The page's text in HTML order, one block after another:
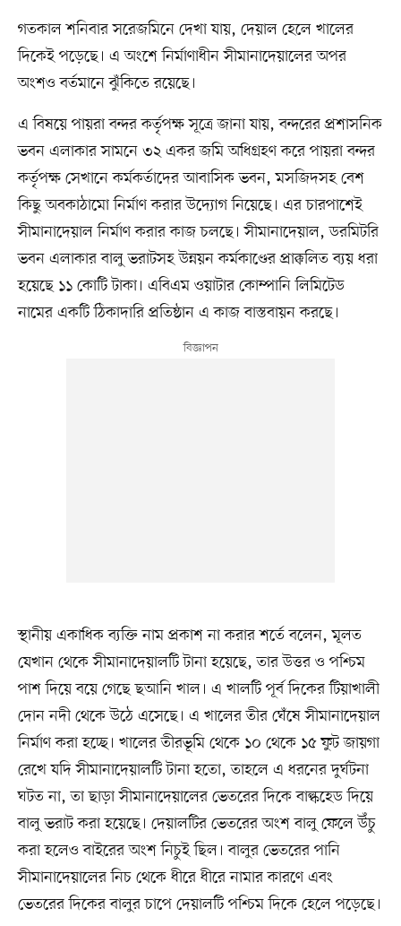
গতকাল শনিবার সরেজমিনে দেখা যায়, দেয়াল হেলে খালের
দিকেই পড়েছে। এ অংশে নির্মাণাধীন সীমানাদেয়ালের অপর
অংশও বর্তমানে ঝুঁকিতে রয়েছে।
এ বিষয়ে পায়রা বন্দর কর্তৃপক্ষ সূত্রে জানা যায়, বন্দরের প্রশাসনিক
ভবন এলাকার সামনে ৩২ একর জমি অধিগ্রহণ করে পায়রা বন্দর
কর্তৃপক্ষ সেখানে কর্মকর্তাদের আবাসিক ভবন, মসজিদসহ বেশ
কিছু অবকাঠামো নির্মাণ করার উদ্যোগ নিয়েছে। এর চারপাশেই
সীমানাদেয়াল নির্মাণ করার কাজ চলছে। সীমানাদেয়াল, ডরমিটরি
ভবন এলাকার বালু ভরাটসহ উন্নয়ন কর্মকাণ্ডের প্রাক্কলিত ব্যয় ধরা
হয়েছে ১১ কোটি টাকা। এবিএম ওয়াটার কোম্পানি লিমিটেড
নামের একটি ঠিকাদারি প্রতিষ্ঠান এ কাজ বাস্তবায়ন করছে।
স্থানীয় একাধিক ব্যক্তি নাম প্রকাশ না করার শর্তে বলেন, মূলত
যেখান থেকে সীমানাদেয়ালটি টানা হয়েছে, তার উত্তর ও পশ্চিম
পাশ দিয়ে বয়ে গেছে ছআনি খাল। এ খালটি পূর্ব দিকের টিয়াখালী
দোন নদী থেকে উঠে এসেছে। এ খালের তীর ঘেঁষে সীমানাদেয়াল
নির্মাণ করা হচ্ছে। খালের তীরভূমি থেকে ১০ থেকে ১৫ ফুট জায়গা
রেখে যদি সীমানাদেয়ালটি টানা হতো, তাহলে এ ধরনের দুর্ঘটনা
ঘটত না, তা ছাড়া সীমানাদেয়ালের ভেতরের দিকে বাল্কহেড দিয়ে
বালু ভরাট করা হয়েছে। দেয়ালটির ভেতরের অংশ বালু ফেলে উঁচু
করা হলেও বাইরের অংশ নিচুই ছিল। বালুর ভেতরের পানি
সীমানাদেয়ালের নিচ থেকে ধীরে ধীরে নামার কারণে এবং
ভেতরের দিকের বালুর চাপে দেয়ালটি পশ্চিম দিকে হেলে পড়েছে।